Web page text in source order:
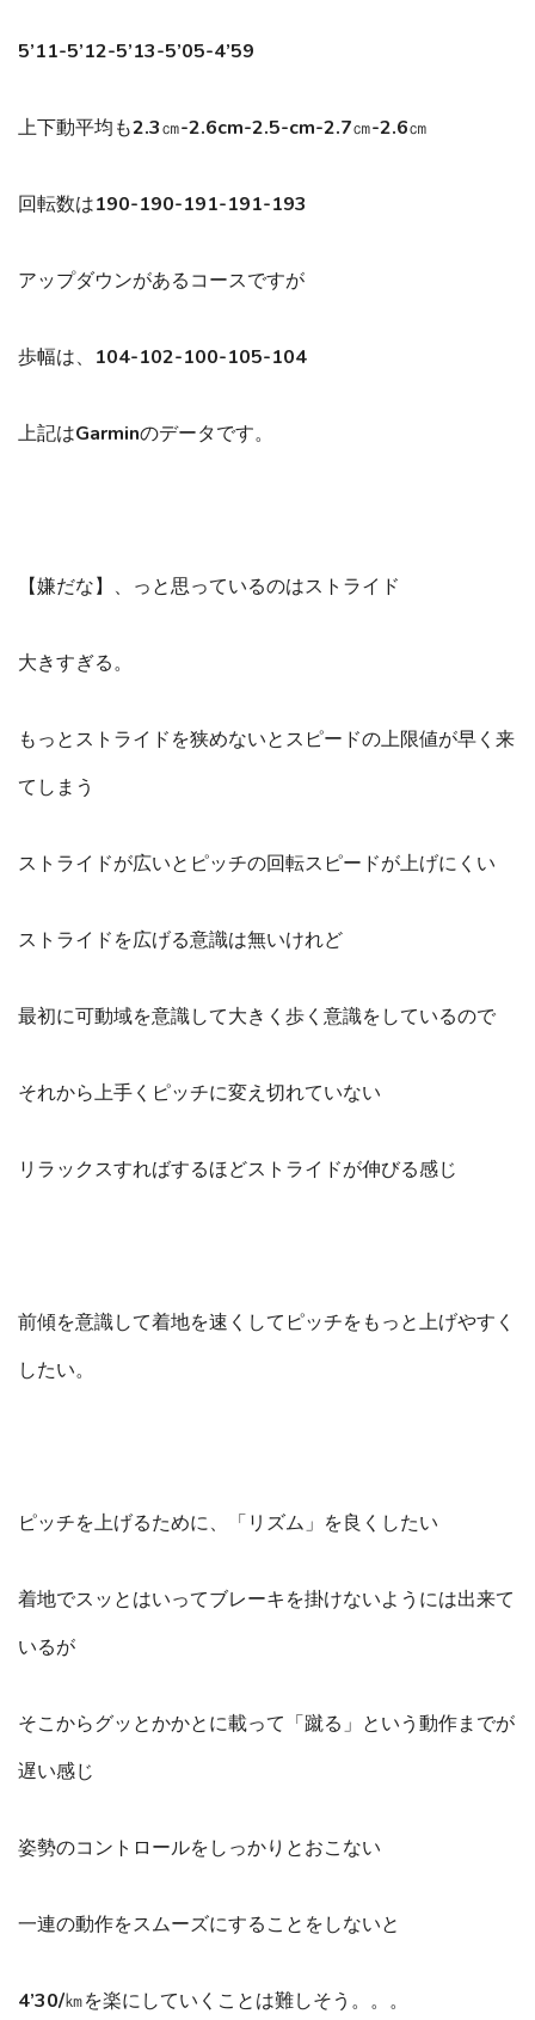
5’11-5’12-5’13-5’05-4’59
上下動平均も2.3㎝-2.6cm-2.5-cm-2.7㎝-2.6㎝
回転数は190-190-191-191-193
アップダウンがあるコースですが
歩幅は、104-102-100-105-104
上記はGarminのデータです。
【嫌だな】、っと思っているのはストライド
大きすぎる。
もっとストライドを狭めないとスピードの上限値が早く来
てしまう
ストライドが広いとピッチの回転スピードが上げにくい
ストライドを広げる意識は無いけれど
最初に可動域を意識して大きく歩く意識をしているので
それから上手くピッチに変え切れていない
リラックスすればするほどストライドが伸びる感じ
前傾を意識して着地を速くしてピッチをもっと上げやすく
したい。
ピッチを上げるために、「リズム」を良くしたい
着地でスッとはいってブレーキを掛けないようには出来て
いるが
そこからグッとかかとに載って「蹴る」という動作までが
遅い感じ
姿勢のコントロールをしっかりとおこない
一連の動作をスムーズにすることをしないと
4’30/㎞を楽にしていくことは難しそう。。。